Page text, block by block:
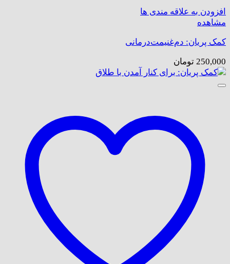
افزودن به علاقه مندی ها
مشاهده
کمک پریان: دم‌غنیمت‌درمانی
250,000 تومان